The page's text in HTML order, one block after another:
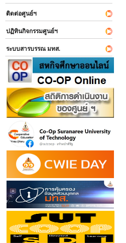
ติดต่อศูนย์ฯ
ปฏิทินกิจกรรมศูนย์ฯ
ระบบสารบรรณ มทส.